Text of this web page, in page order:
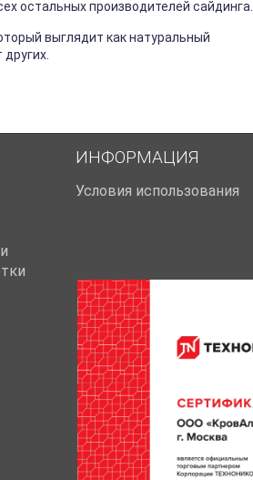
остальных производителей сайдинга.
выглядит как натуральный
ИНФОРМАЦИЯ
Условия использования